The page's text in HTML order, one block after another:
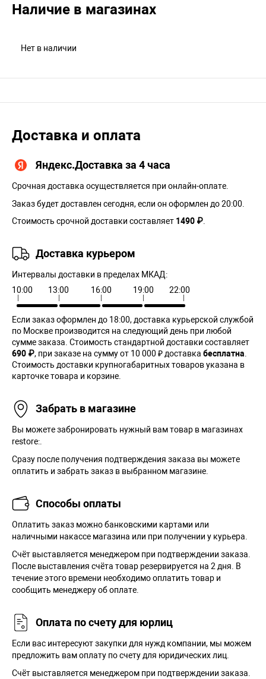
Наличие в магазинах
Нет в наличии
Доставка и оплата
Яндекс.Доставка за 4 часа
Срочная доставка осуществляется при онлайн-оплате.
Заказ будет доставлен сегодня, если он оформлен до 20:00.
Стоимость срочной доставки составляет 1490 ₽
Доставка курьером
Интервалы доставки в пределах МКАД:
10:00
13:00 16:00 19:00 22:00
Если заказ оформлен до 18:00, доставка курьерской службой
по Москве производится на следующий день при любой
сумме заказа. Cтоимость стандартной доставки составляет
690 ₽, при заказе на сумму от 10 000 ₽ доставка бесплатна
Стоимость доставки крупногабаритных товаров указана в
карточке товара и корзине.
Забрать в магазине
Вы можете забронировать нужный вам товар в магазинах
restore:.
Сразу после получения подтверждения заказа вы можете
оплатить и забрать заказ в выбранном магазине.
Способы оплаты
Оплатить заказ можно банковскими картами или
наличными накассе магазина или при получении у курьера.
Cчёт выставляется менеджером при подтверждении заказа.
После выставления счёта товар резервируется на 2 дня. В
течение этого времени необходимо оплатить товар и
сообщить менеджеру об оплате.
Оплата по счету для юрлиц
Если вас интересуют закупки для нужд компании, мы можем
предложить вам оплату по счету для юридических лиц.
Счёт выставляется менеджером при подтверждении заказа.